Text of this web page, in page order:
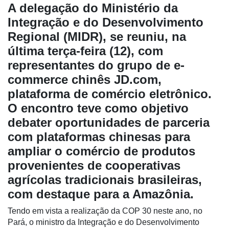
Cadastre-
se
Minha
conta
Notícias
Destaque
Mercado
A delegação do Ministério da
Integração e do Desenvolvimento
Regional (MIDR), se reuniu, na
última terça-feira (12), com
representantes do grupo de e-
commerce chinês JD.com,
plataforma de comércio eletrônico.
O encontro teve como objetivo
debater oportunidades de parceria
com plataformas chinesas para
ampliar o comércio de produtos
provenientes de cooperativas
agrícolas tradicionais brasileiras,
com destaque para a Amazônia.
Tendo em vista a realização da COP 30 neste ano, no
Pará, o ministro da Integração e do Desenvolvimento